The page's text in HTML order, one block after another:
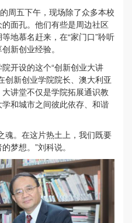
周五下午，现场除了众多本校
面孔。他们有些是周边社区
地慕名赶来，在“家门口”聆听
新创业经验。
开设的这个“创新创业大讲
创新创业学院院长、澳大利亚
讲堂不仅是学院拓展通识教
和城市之间彼此依存、和谐
魂。在这片热土上，我们既要
梦想。”刘科说。